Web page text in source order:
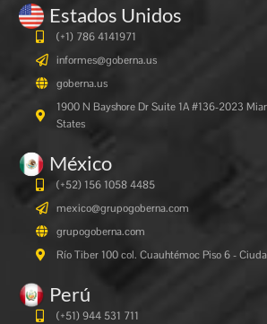
Estados Unidos
(+1) 786 4141971
informes@goberna.us
goberna.us
1900 N Bayshore Dr Suite 1A #136-2023
States
México
(+52) 156 1058 4485
mexico@grupogoberna.com
grupogoberna.com
Río Tiber 100 col. Cuauhtémoc Piso 6 -
Perú
(+51) 944 531 711